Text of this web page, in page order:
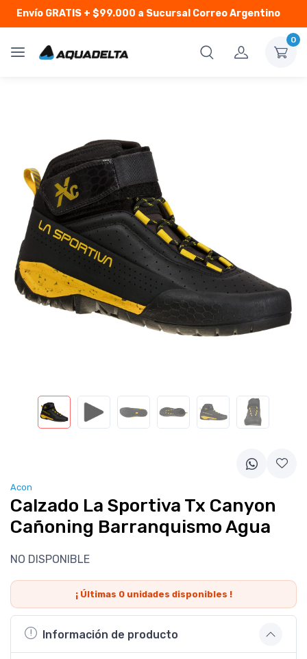
Envío GRATIS+ $99.000 a Sucursal Correo Argentino
0
Acon
Calzado La Sportiva Tx Canyon
Cañoning Barranquismo Agua
NO DISPONIBLE
¡ Últimas 0unidades disponibles !
Información de producto